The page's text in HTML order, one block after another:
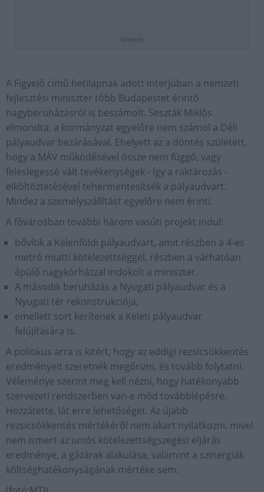
hirdetés
A Figyelő című hetilapnak adott interjúban a nemzeti
fejlesztési miniszter több Budapestet érintő
nagyberuházásról is beszámolt. Seszták Miklós
elmondta, a kormányzat egyelőre nem számol a Déli
pályaudvar bezárásával. Ehelyett az a döntés született,
hogy a MÁV működésével össze nem függő, vagy
feleslegessé vált tevékenységek - így a raktározás -
elköltöztetésével tehermentesítsék a pályaudvart.
Mindez a személyszállítást egyelőre nem érinti.
A fővárosban további három vasúti projekt indul:
bővítik a Kelenföldi pályaudvart, amit részben a 4-es
metró miatti kötelezettséggel, részben a várhatóan
épülő nagykórházzal indokolt a miniszter.
A második beruházás a Nyugati pályaudvar és a
Nyugati tér rekonstrukciója,
emellett sort kerítenek a Keleti pályaudvar
felújítására is.
A politikus arra is kitért, hogy az eddigi rezsicsökkentés
eredményeit szeretnék megőrizni, és tovább folytatni.
Véleménye szerint meg kell nézni, hogy hatékonyabb
szervezeti rendszerben van-e mód továbblépésre.
Hozzátette, lát erre lehetőséget. Az újabb
rezsicsökkentés mértékéről nem akart nyilatkozni, mivel
nem ismert az uniós kötelezettségszegési eljárás
eredménye, a gázárak alakulása, valamint a szinergiák
költséghatékonyságának mértéke sem.